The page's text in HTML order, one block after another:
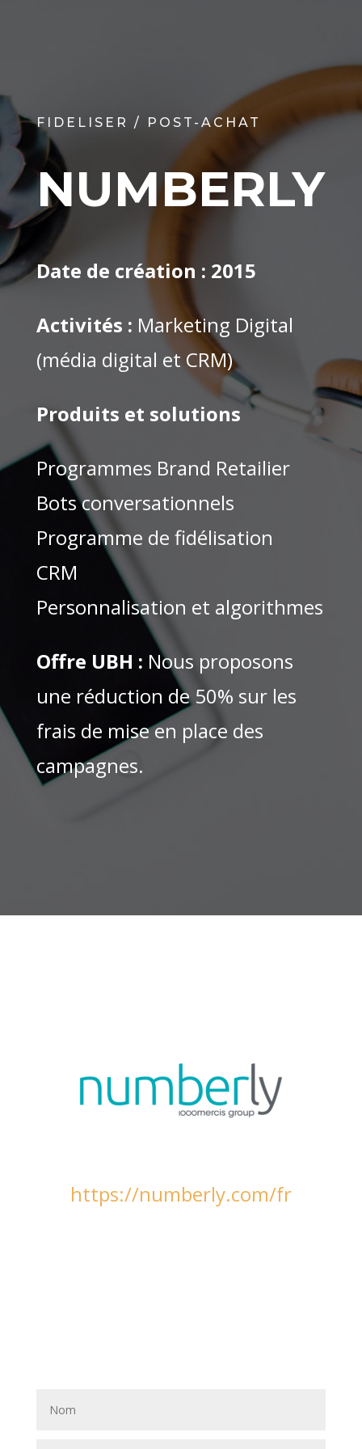
FIDELISER / POST-ACHAT
NUMBERLY
Date de création : 2015
Activités : Marketing Digital
(média digital et CRM)
Produits et solutions
Programmes Brand Retailier
Bots conversationnels
Programme de fidélisation
CRM
Personnalisation et algorithmes
Offre UBH : Nous proposons
une réduction de 50% sur les
frais de mise en place des
campagnes.
https://numberly.com/fr